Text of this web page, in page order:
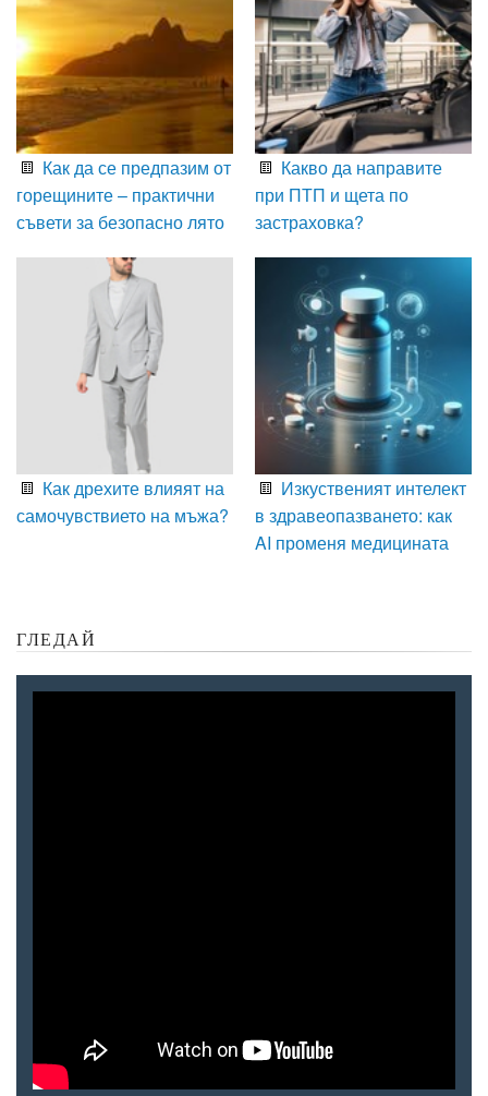
Как да се предпазим от
горещините – практични
съвети за безопасно лято
Какво да направите
при ПТП и щета по
застраховка?
Как дрехите влияят на
самочувствието на мъжа?
Изкуственият интелект
в здравеопазването: как
AI променя медицината
ГЛЕДАЙ